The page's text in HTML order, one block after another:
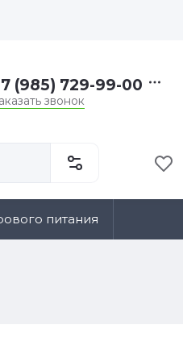
(985) 729-99-00
звонок
питания